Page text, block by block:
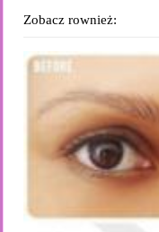
Zobacz rownież: